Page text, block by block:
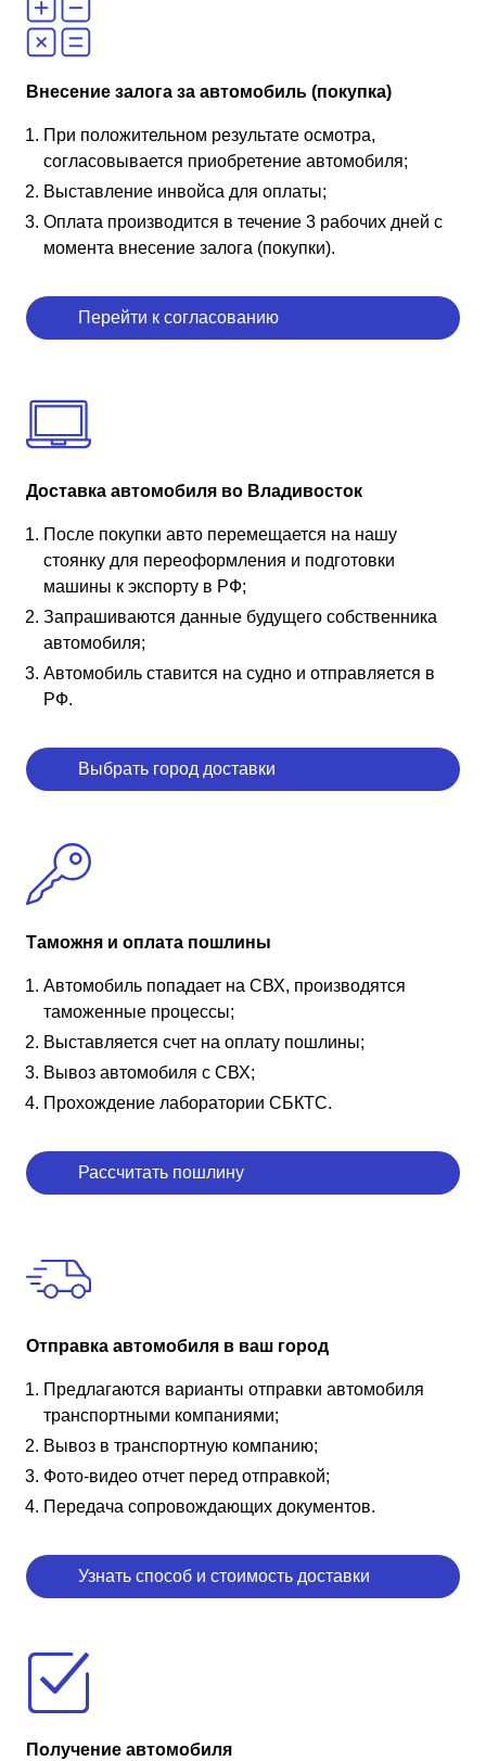
Внесение залога за автомобиль (покупка)
При положительном результате осмотра,
согласовывается приобретение автомобиля;
Выставление инвойса для оплаты;
Оплата производится в течение 3 рабочих дней с
момента внесение залога (покупки).
Перейти к согласованию
Доставка автомобиля во Владивосток
После покупки авто перемещается на нашу
стоянку для переоформления и подготовки
машины к экспорту в РФ;
Запрашиваются данные будущего собственника
автомобиля;
Автомобиль ставится на судно и отправляется в
РФ.
Выбрать город доставки
Таможня и оплата пошлины
Автомобиль попадает на СВХ, производятся
таможенные процессы;
Выставляется счет на оплату пошлины;
Вывоз автомобиля с СВХ;
Прохождение лаборатории СБКТС.
Рассчитать пошлину
Отправка автомобиля в ваш город
Предлагаются варианты отправки автомобиля
транспортными компаниями;
Вывоз в транспортную компанию;
Фото-видео отчет перед отправкой;
Передача сопровождающих документов.
Узнать способ и стоимость доставки
Получение автомобиля